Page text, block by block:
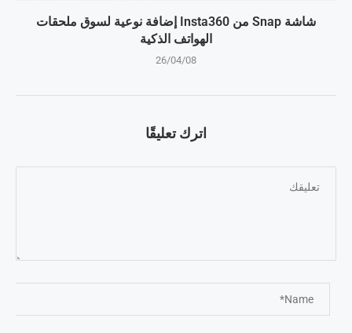
شاشة Snap من Insta360 إضافة نوعية لسوق ملحقات
الهواتف الذكية
26/04/08
اترك تعليقًا